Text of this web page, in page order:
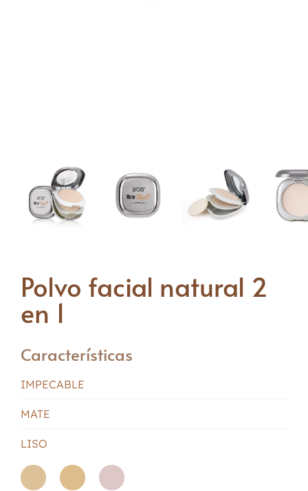
Polvo facial natural 2
en 1
Características
IMPECABLE
MATE
LISO